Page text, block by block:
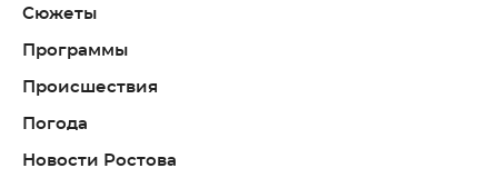
Сюжеты
Программы
Происшествия
Погода
Новости Ростова